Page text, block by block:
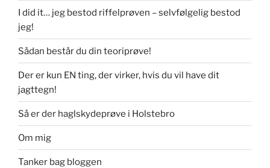
I did it… jeg bestod riffelprøven – selvfølgelig bestod
jeg!
Sådan består du din teoriprøve!
Der er kun EN ting, der virker, hvis du vil have dit
jagttegn!
Så er der haglskydeprøve i Holstebro
Om mig
Tanker bag bloggen